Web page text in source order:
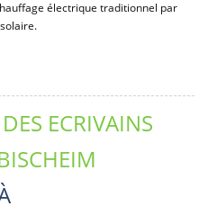
électrique traditionnel par
ECRIVAINS